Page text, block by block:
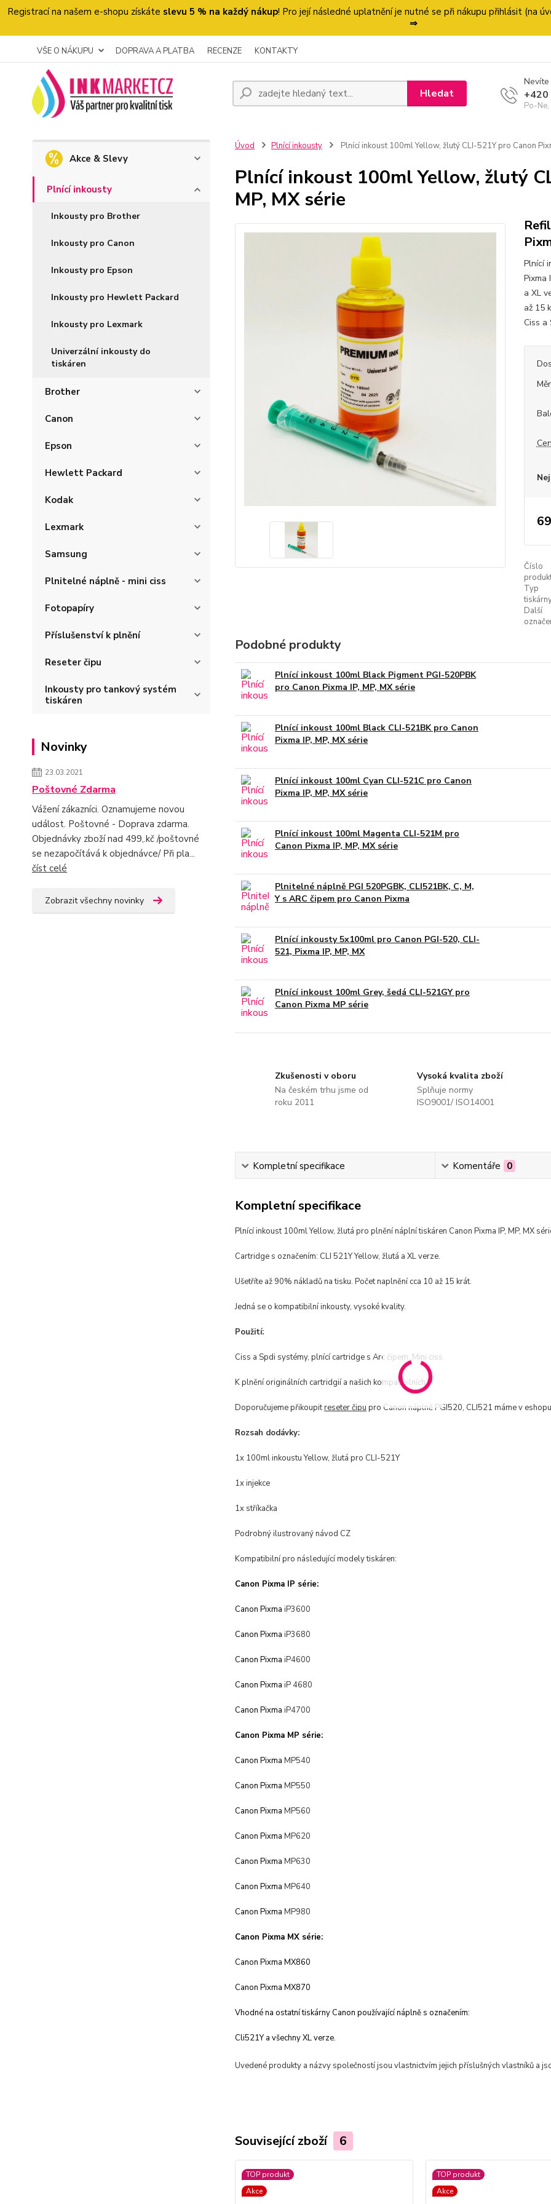
Registrací na našem e-shopu získáte slevu 5 % na každý nákup! Pro její následné uplatnění je nutné se při nákupu přihlásit (na
⇒
VŠE O NÁKUPU DOPRAVA A PLATBA RECENZE KONTAKTY
Hledat
Nevíte
Po-
Akce & Slevy
Plnící inkousty
Inkousty pro Brother
Inkousty pro Canon
Inkousty pro Epson
Inkousty pro Hewlett Packard
Inkousty pro Lexmark
Univerzální inkousty do
tiskáren
Brother
Canon
Epson
Hewlett Packard
Kodak
Lexmark
Samsung
Plnitelné náplně - mini ciss
Fotopapíry
Příslušenství k plnění
Reseter čipu
Inkousty pro tankový systém
tiskáren
Novinky
23.03.2021
Poštovné Zdarma
Vážení zákazníci. Oznamujeme novou
událost. Poštovné - Doprava zdarma.
Objednávky zboží nad 499,.kč /poštovné
se nezapočítává k objednávce/ Při pla...
číst celé
Zobrazit všechny novinky
Úvod Plnící inkousty Plnící inkoust 100ml Yellow, žlutý CLI-521Y pro Canon
Plnící inkoust 100ml Yellow, žlutý
MP, MX série
Plnící
Pixma
a XL
až 15
Ciss a
Číslo
Typ
Další
Podobné produkty
Plnící inkoust 100ml Black Pigment PGI-520PBK
pro Canon Pixma IP, MP, MX série
Plnící inkoust 100ml Black CLI-521BK pro Canon
Pixma IP, MP, MX série
Plnící inkoust 100ml Cyan CLI-521C pro Canon
Pixma IP, MP, MX série
Plnící inkoust 100ml Magenta CLI-521M pro
Canon Pixma IP, MP, MX série
Plnitelné náplně PGI 520PGBK, CLI521BK, C, M,
Y s ARC čipem pro Canon Pixma
Plnící inkousty 5x100ml pro Canon PGI-520, CLI-
521, Pixma IP, MP, MX
Plnící inkoust 100ml Grey, šedá CLI-521GY pro
Canon Pixma MP série
Zkušenosti v oboru
Na českém trhu jsme od
roku 2011
Vysoká kvalita zboží
Splňuje normy
ISO9001/ ISO14001
Kompletní specifikace Komentáře 0
Kompletní specifikace
Plnící inkoust 100ml Yellow, žlutá pro plnění náplní tiskáren Canon Pixma IP, MP, MX
Cartridge s označením: CLI 521Y Yellow, žlutá a XL verze.
Ušetříte až 90% nákladů na tisku. Počet naplnění cca 10 až 15 krát.
Jedná se o kompatibilní inkousty, vysoké kvality.
Použití:
Ciss a Spdi systémy, plnící cartridge s Arc čipem. Mini ciss.
K plnění originálních cartridgií a našich kompatibilních.
Doporučujeme přikoupitreseter čipu pro Canon náplně PGI520, CLI521 máme v
Rozsah dodávky:
1x 100ml inkoustuYellow, žlutá pro CLI-521Y
1x injekce
1x stříkačka
Podrobný ilustrovaný návod CZ
Kompatibilní pro následující modely tiskáren:
Canon Pixma IP série:
Canon Pixma iP3600
Canon Pixma iP3680
Canon Pixma iP4600
Canon Pixma iP 4680
Canon Pixma iP4700
Canon Pixma MP série:
Canon Pixma MP540
Canon Pixma MP550
Canon Pixma MP560
Canon Pixma MP620
Canon Pixma MP630
Canon Pixma MP640
Canon Pixma MP980
Canon Pixma MX série:
Canon Pixma MX860
Canon Pixma MX870
Vhodné na ostatní tiskárny Canon používající náplně s označením:
Cli521Y a všechny XL verze.
Uvedené produkty a názvy společností jsou vlastnictvím jejich příslušných vlastníků a
Související zboží 6
TOP produkt
Akce
TOP produkt
Akce